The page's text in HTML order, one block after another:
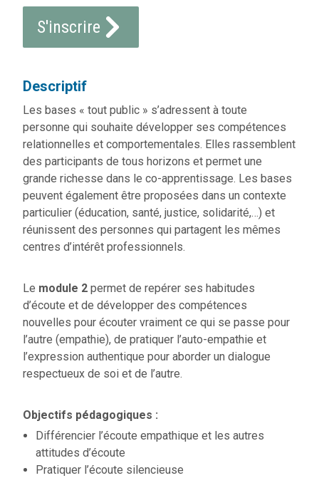
S'inscrire
Descriptif
Les bases « tout public » s’adressent à toute
personne qui souhaite développer ses compétences
relationnelles et comportementales. Elles rassemblent
des participants de tous horizons et permet une
grande richesse dans le co-apprentissage. Les bases
peuvent également être proposées dans un contexte
particulier (éducation, santé, justice, solidarité,…) et
réunissent des personnes qui partagent les mêmes
centres d’intérêt professionnels.
Le module 2 permet de repérer ses habitudes
d’écoute et de développer des compétences
nouvelles pour écouter vraiment ce qui se passe pour
l’autre (empathie), de pratiquer l’auto-empathie et
l’expression authentique pour aborder un dialogue
respectueux de soi et de l’autre.
Objectifs pédagogiques :
Différencier l’écoute empathique et les autres
attitudes d’écoute
Pratiquer l’écoute silencieuse